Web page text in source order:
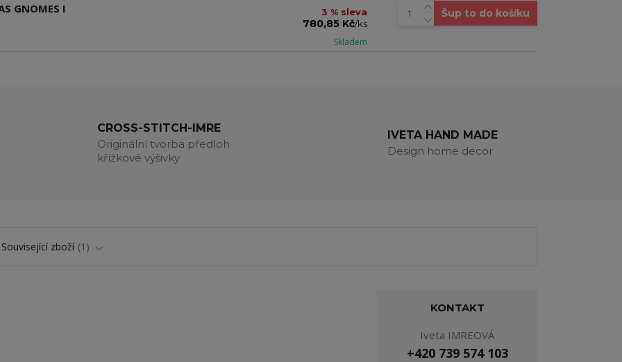
GNOMES I 3 % sleva
780,85 Kč/ks
Skladem
Šup to do košíku
CROSS-STITCH-IMRE
Originální tvorba předloh
křížkové výšivky
IVETA HAND MADE
Design home decor
Související zboží 1
KONTAKT
Iveta IMREOVÁ
+420 739 574 103